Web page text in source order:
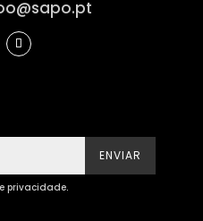
ENVIAR
privacidade.